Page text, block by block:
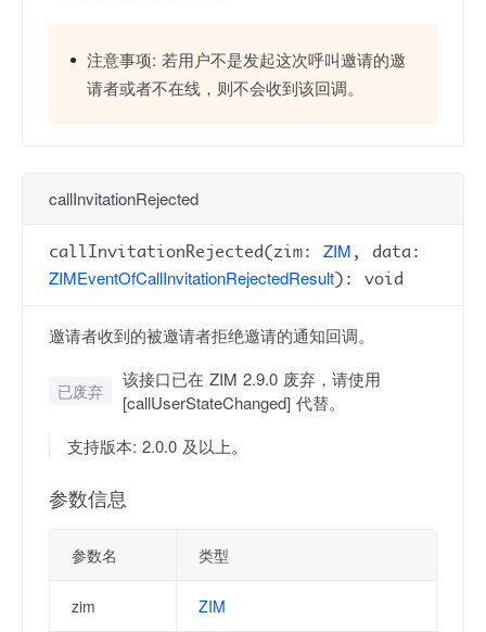
注意事项: 若用户不是发起这次呼叫邀请的邀
请者或者不在线，则不会收到该回调。
callInvitationRejected
callInvitationRejected(zim: ZIM , data:
ZIMEventOfCallInvitationRejectedResult): void
邀请者收到的被邀请者拒绝邀请的通知回调。
已废弃
该接口已在 ZIM 2.9.0 废弃，请使用
[callUserStateChanged] 代替。
支持版本: 2.0.0 及以上。
参数信息
参数名 类型
zim ZIM